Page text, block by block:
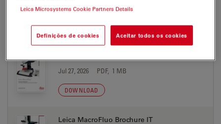
Jul 27, 2026 PDF, 1 MB
DOWNLOAD
Jul 27, 2026 PDF, 1 MB
DOWNLOAD
Leica MacroFluo Brochure IT
Leica Microsystems Cookie Partners Details
Definições de cookies Aceitar todos os cookies